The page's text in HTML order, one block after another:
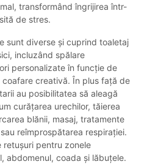
transformând îngrijirea într-
de stres.
sunt diverse și cuprind toaletaj
incluzând spălare
personalizate în funcție de
creativă. În plus față de
au posibilitatea să aleagă
curățarea urechilor, tăierea
blănii, masaj, tratamente
reîmprospătarea respirației.
retușuri pentru zonele
abdomenul, coada și lăbuțele.